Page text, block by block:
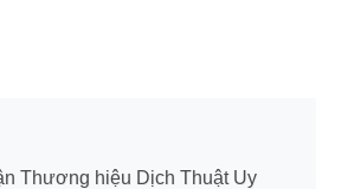
Thương hiệu Dịch Thuật Uy